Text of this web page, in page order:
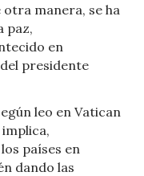
manera, se ha
paz,
en
presidente
leo en Vatican
países en
dando las